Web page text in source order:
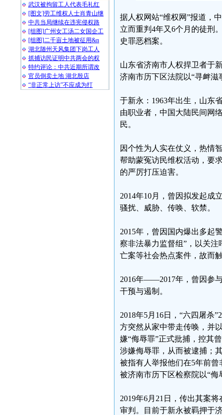
武汉被拘留工人代表毛礼红
[图文]劳工维权人士肖青山继
中共当局继续在违宪侵权路
[组图]广州女工汤二女国企工
[组图]二千亩土地被征用&n
湖北随州天风集团下岗工人
抓捕访民证明中共两会的权
特约评论：中共近期所谓改
官员倒卖土地 湖北殷店
“非正常上访”不应成为打
据人权网站“维权网”报道，
立而重判4年又6个月的徒刑
史罪恶档案。
山东省济南市人权捍卫者于
济南市历下区法院以“寻衅滋
于新永：1963年出生，山东
由职业者，中国大陆民间网
民。
因个性为人实在仗义，热情
帮助蒙冤访民维权活动，要
的严厉打压迫害。
2014年10月，曾因拟发起成
骚扰、威胁、传唤、软禁。
2015年，曾因国内爆出多起
察非法暴力监督组”，以关
亡案等社会热点案件，故而
2016年——2017年，曾因参
干预与遏制。
2018年5月16日，“六四屠杀
方突然从家中带走传唤，并
嫌“侮辱罪”正式批捕，控其
涉嫌侮辱罪，从而被逮捕；
被指有人举报他们在5年前
被济南市历下区检察院以“侮
2019年6月21日，传出其案
审判。目前于新永被羁押于